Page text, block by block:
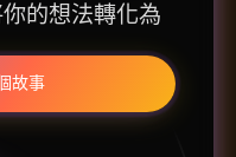
的想法轉化為
故事